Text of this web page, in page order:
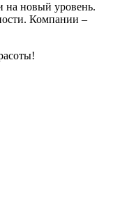
на новый уровень.
Компании –